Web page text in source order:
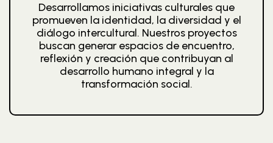
Desarrollamos iniciativas culturales que
promueven la identidad, la diversidad y el
diálogo intercultural. Nuestros proyectos
buscan generar espacios de encuentro,
reflexión y creación que contribuyan al
desarrollo humano integral y la
transformación social.